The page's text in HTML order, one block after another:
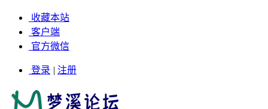
收藏本站
客户端
官方微信
登录 | 注册